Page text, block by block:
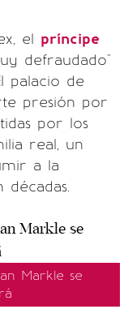
el príncipe
defraudado"
palacio de
presión por
por los
real, un
a la
Markle se